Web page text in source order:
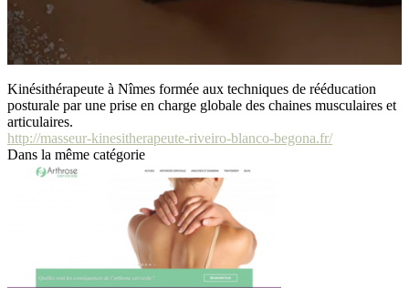
Kinésithérapeute à Nîmes formée aux techniques de rééducation
posturale par une prise en charge globale des chaines musculaires et
articulaires.
http://masseur-kinesitherapeute-riveiro-blanco-begona.fr/
Dans la même catégorie